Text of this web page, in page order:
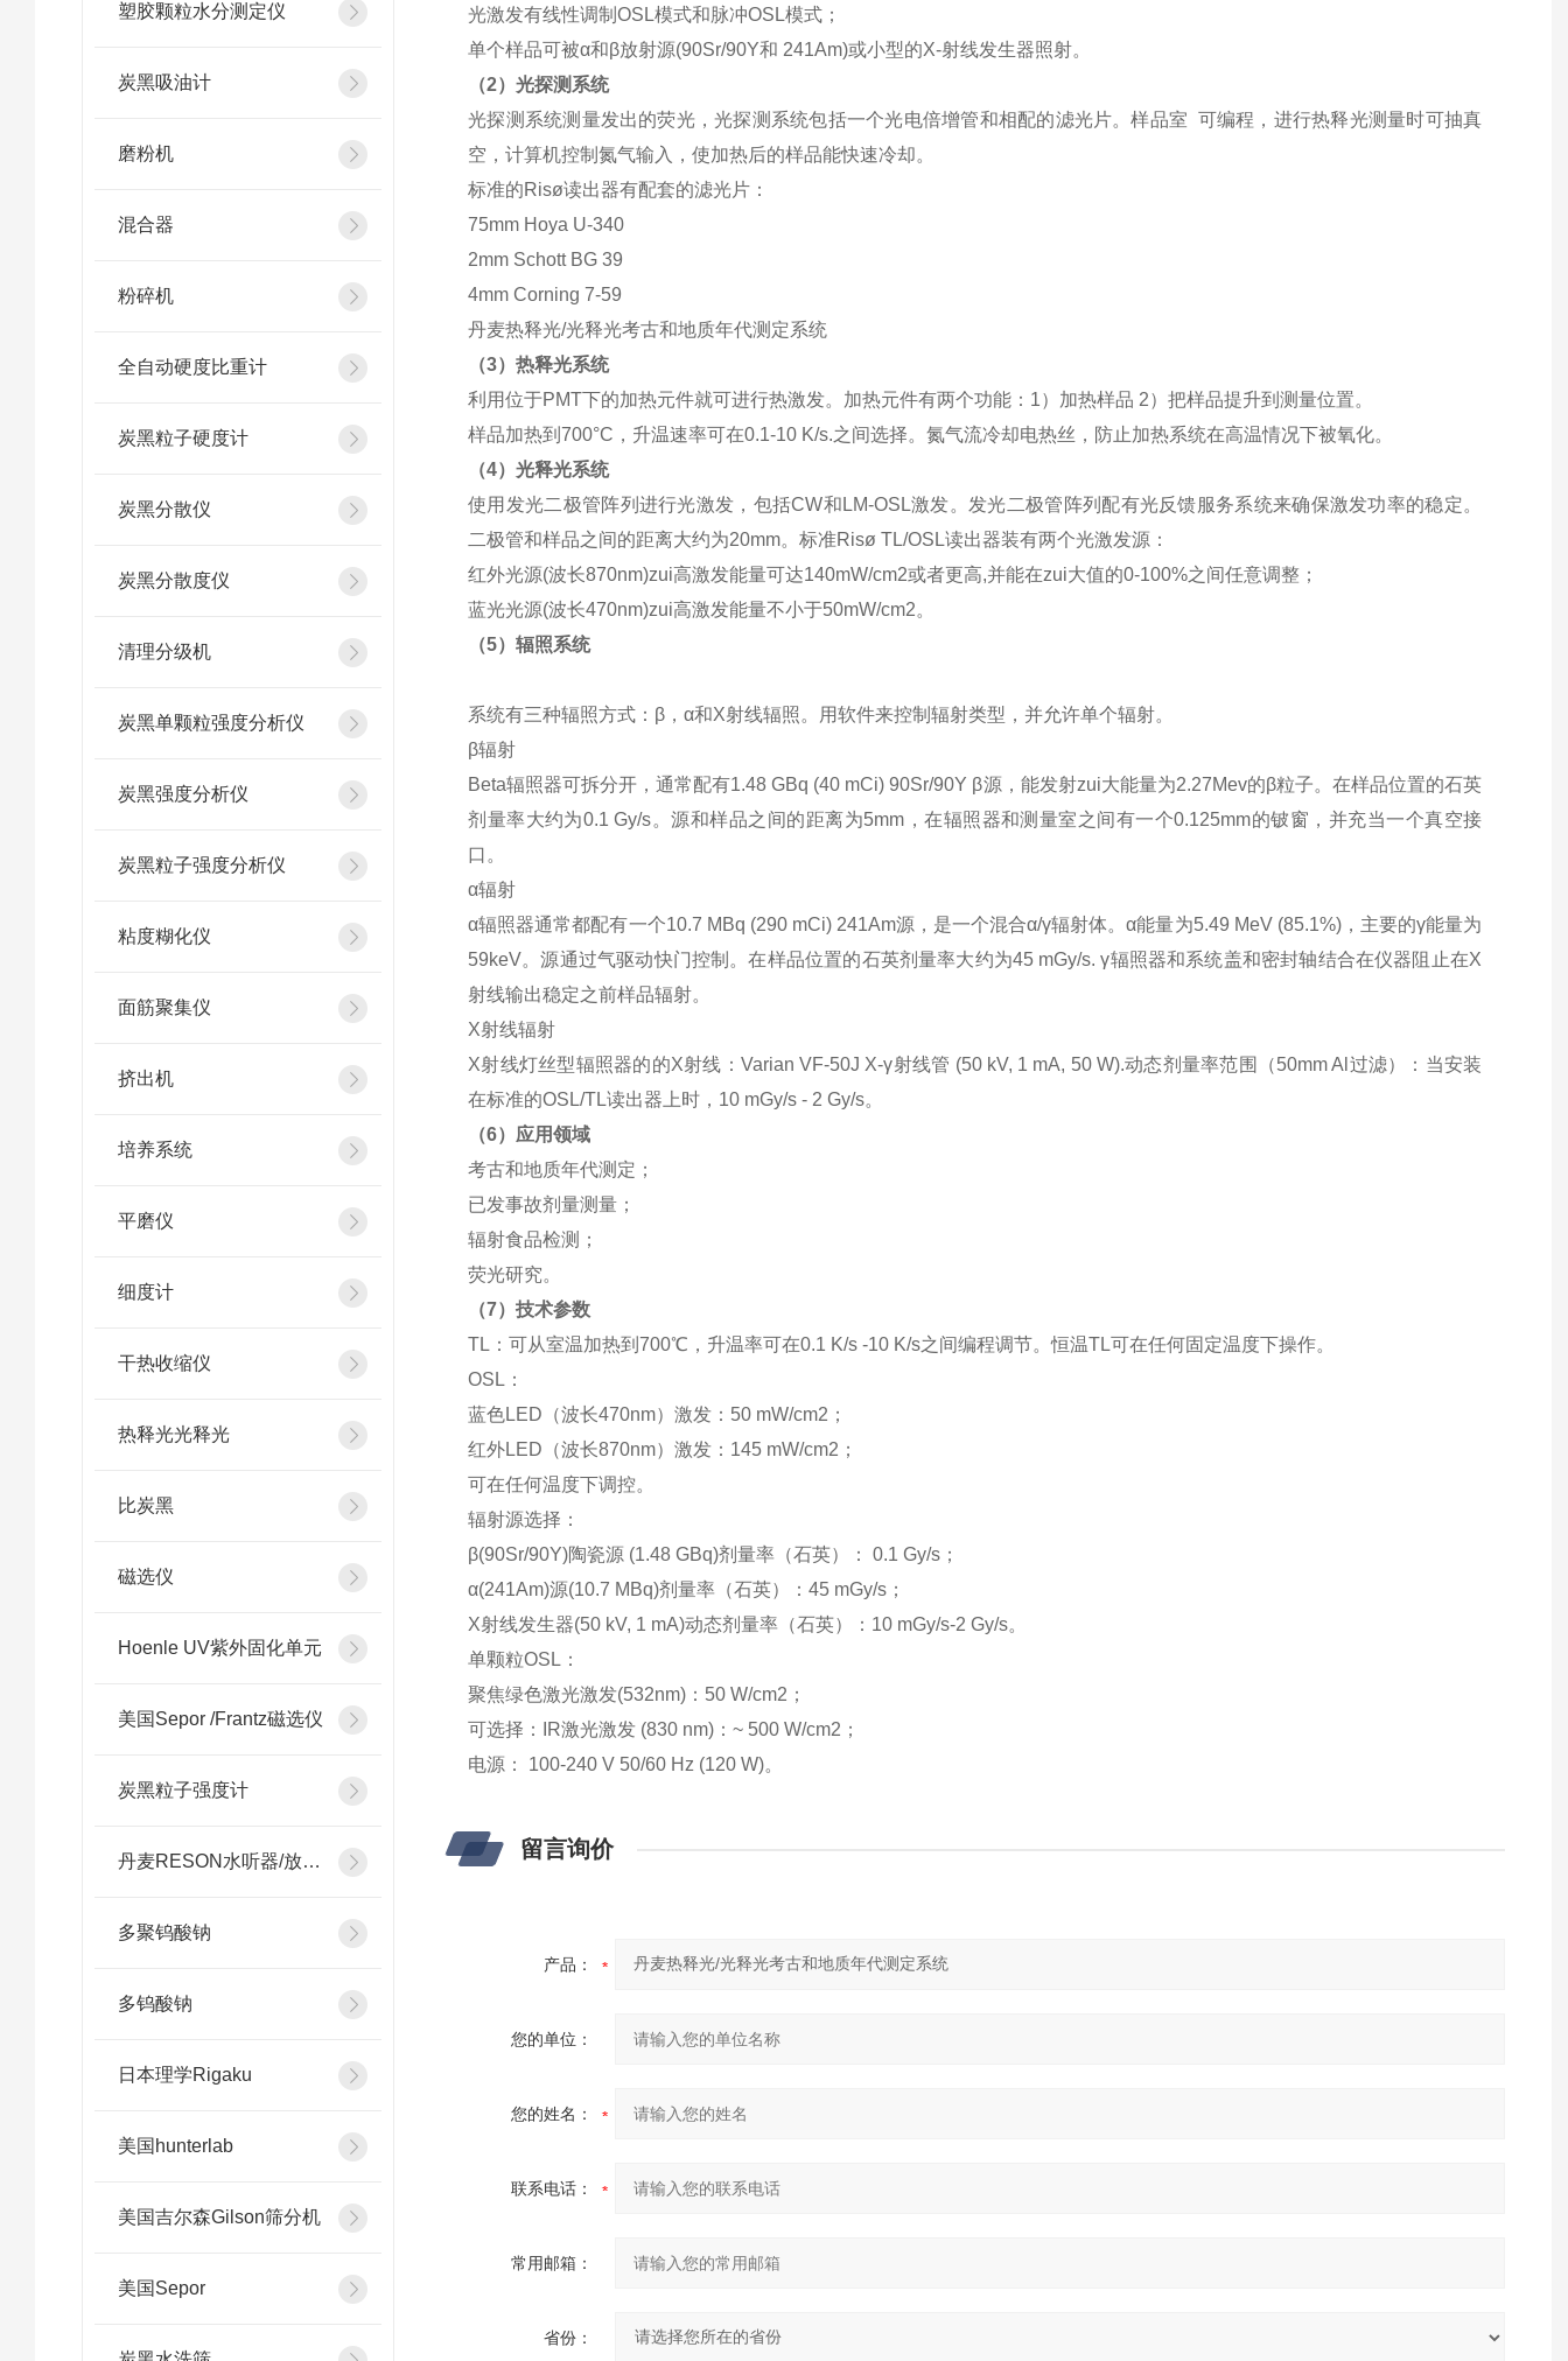
塑胶颗粒水分测定仪
炭黑吸油计
磨粉机
混合器
粉碎机
全自动硬度比重计
炭黑粒子硬度计
炭黑分散仪
炭黑分散度仪
清理分级机
炭黑单颗粒强度分析仪
炭黑强度分析仪
炭黑粒子强度分析仪
粘度糊化仪
面筋聚集仪
挤出机
培养系统
平磨仪
细度计
干热收缩仪
热释光光释光
比炭黑
磁选仪
Hoenle UV紫外固化单元
美国Sepor /Frantz磁选仪
炭黑粒子强度计
丹麦RESON水听器/放大器
多聚钨酸钠
多钨酸钠
日本理学Rigaku
美国hunterlab
美国吉尔森Gilson筛分机
美国Sepor
光激发有线性调制OSL模式和脉冲OSL模式；
单个样品可被α和β放射源(90Sr/90Y和 241Am)或小型的X-射线发生器照射。
（2）光探测系统
光探测系统测量发出的荧光，光探测系统包括一个光电倍增管和相配的滤光片。样品室 可编程，进行热释光测量时可抽真
空，计算机控制氮气输入，使加热后的样品能快速冷却。
标准的Risø读出器有配套的滤光片：
75mm Hoya U-340
2mm Schott BG 39
4mm Corning 7-59
丹麦热释光/光释光考古和地质年代测定系统
（3）热释光系统
利用位于PMT下的加热元件就可进行热激发。加热元件有两个功能：1）加热样品 2）把样品提升到测量位置。
样品加热到700°C，升温速率可在0.1-10 K/s.之间选择。氮气流冷却电热丝，防止加热系统在高温情况下被氧化。
（4）光释光系统
使用发光二极管阵列进行光激发，包括CW和LM-OSL激发。发光二极管阵列配有光反馈服务系统来确保激发功率的稳定。
二极管和样品之间的距离大约为20mm。标准Risø TL/OSL读出器装有两个光激发源：
红外光源(波长870nm)zui高激发能量可达140mW/cm2或者更高,并能在zui大值的0-100%之间任意调整；
蓝光光源(波长470nm)zui高激发能量不小于50mW/cm2。
（5）辐照系统
系统有三种辐照方式：β，α和X射线辐照。用软件来控制辐射类型，并允许单个辐射。
β辐射
Beta辐照器可拆分开，通常配有1.48 GBq (40 mCi) 90Sr/90Y β源，能发射zui大能量为2.27Mev的β粒子。在样品位置的石英
剂量率大约为0.1 Gy/s。源和样品之间的距离为5mm，在辐照器和测量室之间有一个0.125mm的铍窗，并充当一个真空接
口。
α辐射
α辐照器通常都配有一个10.7 MBq (290 mCi) 241Am源，是一个混合α/γ辐射体。α能量为5.49 MeV (85.1%)，主要的γ能量为
59keV。源通过气驱动快门控制。在样品位置的石英剂量率大约为45 mGy/s. γ辐照器和系统盖和密封轴结合在仪器阻止在X
射线输出稳定之前样品辐射。
X射线辐射
X射线灯丝型辐照器的的X射线：Varian VF-50J X-γ射线管 (50 kV, 1 mA, 50 W).动态剂量率范围（50mm Al过滤）：当安装
在标准的OSL/TL读出器上时，10 mGy/s - 2 Gy/s。
（6）应用领域
考古和地质年代测定；
已发事故剂量测量；
辐射食品检测；
荧光研究。
（7）技术参数
TL：可从室温加热到700℃，升温率可在0.1 K/s -10 K/s之间编程调节。恒温TL可在任何固定温度下操作。
OSL：
蓝色LED（波长470nm）激发：50 mW/cm2；
红外LED（波长870nm）激发：145 mW/cm2；
可在任何温度下调控。
辐射源选择：
β(90Sr/90Y)陶瓷源 (1.48 GBq)剂量率（石英）： 0.1 Gy/s；
α(241Am)源(10.7 MBq)剂量率（石英）：45 mGy/s；
X射线发生器(50 kV, 1 mA)动态剂量率（石英）：10 mGy/s-2 Gy/s。
单颗粒OSL：
聚焦绿色激光激发(532nm)：50 W/cm2；
可选择：IR激光激发 (830 nm)：~ 500 W/cm2；
电源： 100-240 V 50/60 Hz (120 W)。
留言询价
产品：
您的单位：
您的姓名：
联系电话：
常用邮箱：
省份：